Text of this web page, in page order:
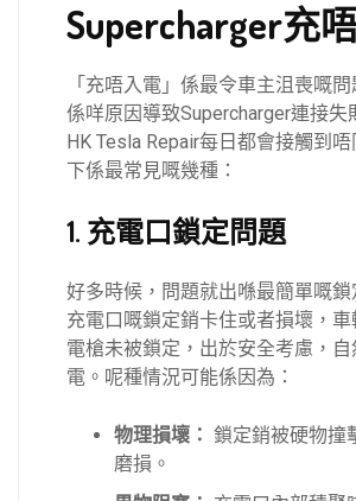
Supercharger充
「充唔入電」係最令車主沮喪嘅
係咩原因導致Supercharger連接失
HK Tesla Repair每日都會接觸到
下係最常見嘅幾種：
1. 充電口鎖定問題
好多時候，問題就出喺最簡單嘅
充電口嘅鎖定銷卡住或者損壞，
電槍未被鎖定，出於安全考慮，
電。呢種情況可能係因為：
物理損壞： 鎖定銷被硬物撞
磨損。